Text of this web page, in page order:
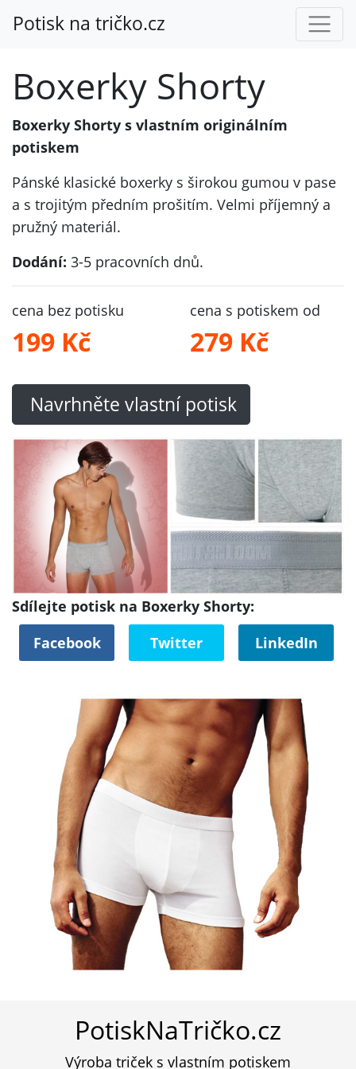
Potisk na tričko.cz
Boxerky Shorty
Boxerky Shorty s vlastním originálním
potiskem
Pánské klasické boxerky s širokou gumou v pase
a s trojitým předním prošitím. Velmi příjemný a
pružný materiál.
Dodání: 3-5 pracovních dnů.
cena bez potisku
199 Kč
cena s potiskem od
279 Kč
Navrhněte vlastní potisk
Sdílejte potisk na Boxerky Shorty:
Facebook
Twitter LinkedIn
PotiskNaTričko.cz
Výroba triček s vlastním potiskem